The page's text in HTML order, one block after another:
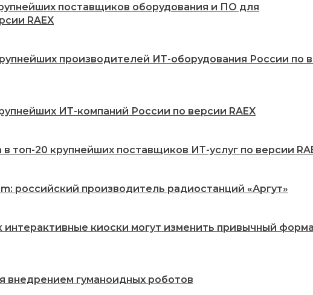
поставщиков оборудования и ПО для
RAEX
производителей ИТ-оборудования России по
ИТ-компаний России по версии RAEX
топ-20 крупнейших поставщиков ИТ-услуг по версии
российский производитель радиостанций «Аргут»
интерактивные киоски могут изменить привычный
внедрением гуманоидных роботов